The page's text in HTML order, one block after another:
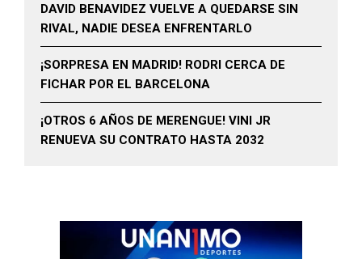
DAVID BENAVIDEZ VUELVE A QUEDARSE SIN
RIVAL, NADIE DESEA ENFRENTARLO
¡SORPRESA EN MADRID! RODRI CERCA DE
FICHAR POR EL BARCELONA
¡OTROS 6 AÑOS DE MERENGUE! VINI JR
RENUEVA SU CONTRATO HASTA 2032